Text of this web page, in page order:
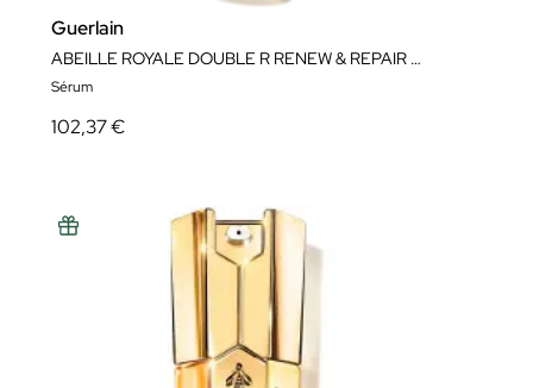
Guerlain
ABEILLE ROYALE DOUBLE R RENEW & REPAIR ADVANCED SERUM
Sérum
102,37 €